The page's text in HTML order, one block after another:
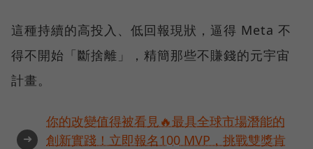
這種持續的高投入、低回報現狀，逼得 Meta 不
得不開始「斷捨離」，精簡那些不賺錢的元宇宙
計畫。
➜
你的改變值得被看見🔥最具全球市場潛能的
創新實踐！立即報名100 MVP，挑戰雙獎肯